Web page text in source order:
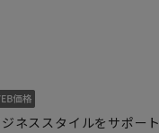
ネススタイルをサポート